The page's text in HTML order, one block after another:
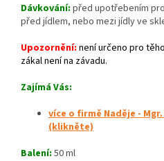
Dávkování: před upotřebením
před jídlem, nebo mezi jídly ve
Upozornění: není určeno pro
zákal není na závadu.
Zajímá Vás:
více o firmě Naděje -
(klikněte)
Balení: 50 ml